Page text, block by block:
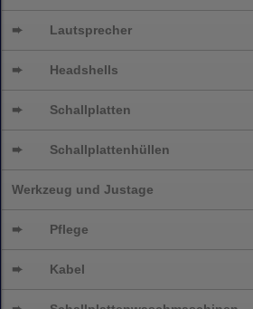
➨ Lautsprecher
➨ Headshells
➨ Schallplatten
➨ Schallplattenhüllen
Werkzeug und Justage
➨ Pflege
➨ Kabel